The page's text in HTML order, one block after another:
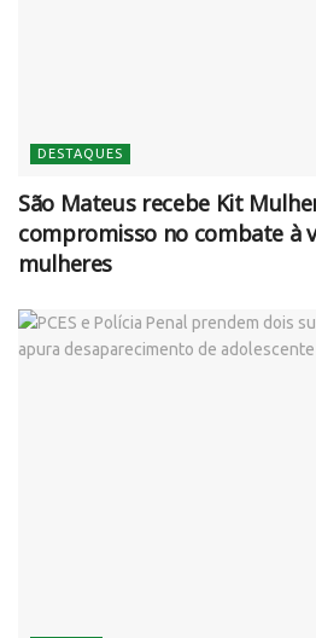
DESTAQUES
São Mateus recebe Kit
compromisso no combate à
mulheres